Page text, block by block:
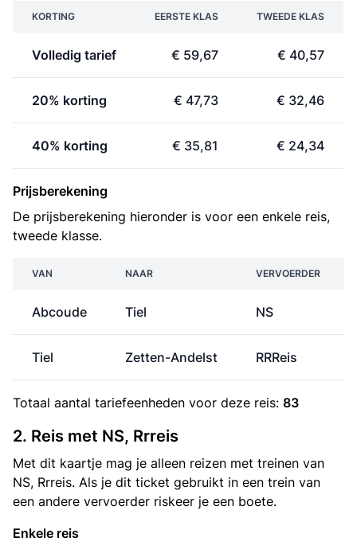
KORTING EERSTE KLAS TWEEDE KLAS
Volledig tarief € 59,67 € 40,57
20% korting € 47,73 € 32,46
40% korting € 35,81 € 24,34
Prijsberekening
De prijsberekening hieronder is voor een enkele reis,
tweede klasse.
VAN NAAR VERVOERDER
Abcoude Tiel NS
Tiel Zetten-Andelst RRReis
Totaal aantal tariefeenheden voor deze reis: 83
2. Reis met NS, Rrreis
Met dit kaartje mag je alleen reizen met treinen van
NS, Rrreis. Als je dit ticket gebruikt in een trein van
een andere vervoerder riskeer je een boete.
Enkele reis